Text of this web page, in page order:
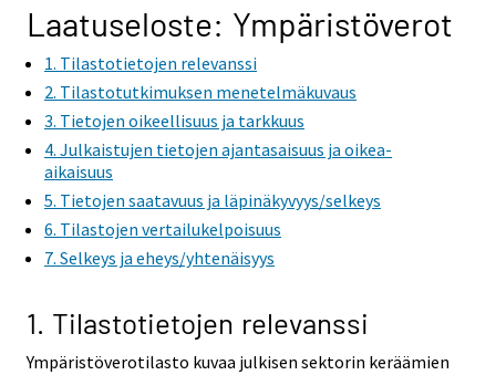
Laatuseloste: Ympäristöverot
1. Tilastotietojen relevanssi
2. Tilastotutkimuksen menetelmäkuvaus
3. Tietojen oikeellisuus ja tarkkuus
4. Julkaistujen tietojen ajantasaisuus ja oikea-
aikaisuus
5. Tietojen saatavuus ja läpinäkyvyys/selkeys
6. Tilastojen vertailukelpoisuus
7. Selkeys ja eheys/yhtenäisyys
1. Tilastotietojen relevanssi
Ympäristöverotilasto kuvaa julkisen sektorin keräämien